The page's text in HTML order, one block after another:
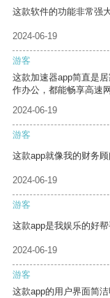
这款软件的功能非常强
2024-06-19
游客
这款加速器app简直是
作办公，都能畅享高速
2024-06-19
游客
这款app就像我的财务
2024-06-19
游客
这款app是我娱乐的好
2024-06-19
游客
这款app的用户界面简